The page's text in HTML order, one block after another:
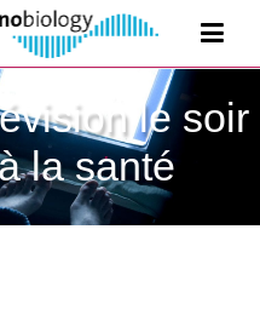
le soir
la santé